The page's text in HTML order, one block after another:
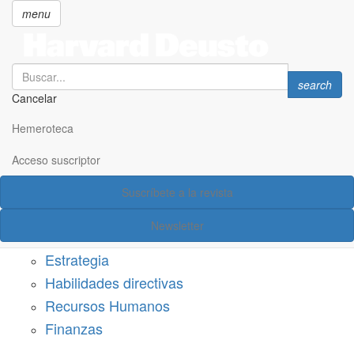
principal
menu
Search
Cancelar
Search
search
Hemeroteca
Acceso suscriptor
Suscríbete a la revista
Newsletter
Acceso suscriptor
Estrategia
Habilidades directivas
Recursos Humanos
Finanzas